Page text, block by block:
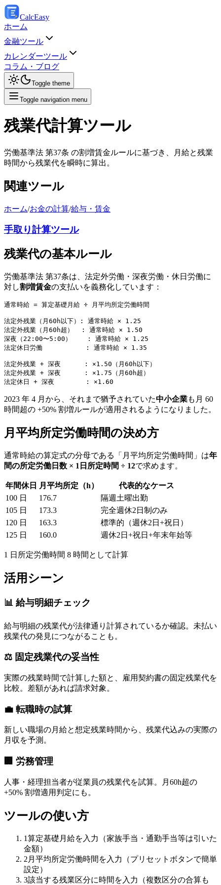
CalcEasy
ホーム
金融ツール
カレンダーツール
コラム・ブログ
Toggle theme
Toggle navigation menu
残業代計算ツール
労働基準法 第37条 の割増賃金ルールに基づき、月給と残業
時間から残業代を瞬時に算出。
関連ツール
ホーム/お金の計算/給与・賃金
手取り計算ツール
残業代の基本ルール
労働基準法 第37条は、法定外労働・深夜労働・休日労働に
対し割増賃金の支払いを義務化しています：
通常時給 = 算定基礎月給 ÷ 月平均所定労働時間
法定外残業（月60h以下）: 通常時給 × 1.25
法定外残業（月60h超）  : 通常時給 × 1.50
深夜（22:00〜5:00）    : 通常時給 × 1.25
法定休日労働           : 通常時給 × 1.35
法定外残業 + 深夜      : ×1.50（月60h以下）
法定外残業 + 深夜      : ×1.75（月60h超）
法定休日 + 深夜        : ×1.60
2023 年 4 月から、それまで猶予されていた中小企業も月 60
時間超の +50% 割増ルールが適用されるようになりました。
月平均所定労働時間の決め方
通常時給の算定式の分母である「月平均所定労働時間」は年
間の所定労働日数 × 1日所定時間 ÷ 12で求めます。
年間休日 月平均所定（h）
代表的なケース
100 日
176.7
隔週土曜出勤
105 日
173.3
完全週休2日制のみ
120 日
163.3
標準的（週休2日+祝日）
125 日
160.0 週休2日+祝日+年末年始等
1 日所定労働時間 8 時間として計算
活用シーン
📊 給与明細チェック
給与明細の残業代が法律通り計算されているか確認。未払い
残業代の発見につながることも。
⚖️ 固定残業代の妥当性
実際の残業時間で計算した額と、雇用契約書の固定残業代を
比較。差額があれば請求対象。
💼 転職時の試算
新しい職場の月給と想定残業時間から、残業代込みの実際の
月収を予測。
🏢 労務管理
人事・経理担当者が従業員の残業代を試算。月60h超の
+50% 割増適用判定にも。
ツールの使い方
1算定基礎月給を入力（家族手当・通勤手当等は引いた
金額）
2 月平均所定労働時間を入力（プリセットボタンで簡単
設定）
3該当する残業区分に時間を入力（複数区分の合算も